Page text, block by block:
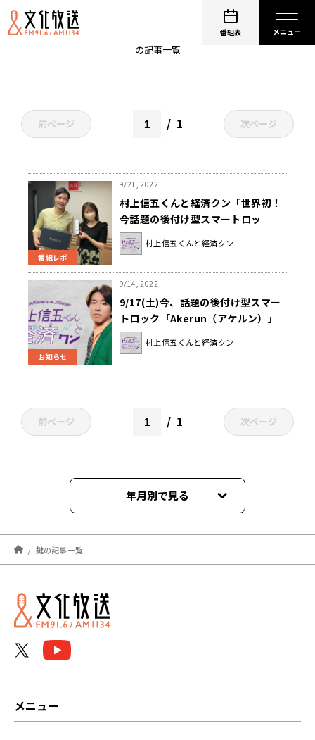
番組表
の記事一覧
前ページ 1 次ページ
番組レポ
9/21, 2022
村上信五くんと経済クン「世界初！
今話題の後付け型スマートロッ
ク“アケルン”とは？」
村上信五くんと経済クン
お知らせ
9/14, 2022
9/17(土)今、話題の後付け型スマー
トロック「Akerun（アケルン）」
の魅力とは！？『村上信五くんと経
済クン』
村上信五くんと経済クン
前ページ 1 次ページ
年月別で見る
2022年09月
鍵の記事一覧
メニュー